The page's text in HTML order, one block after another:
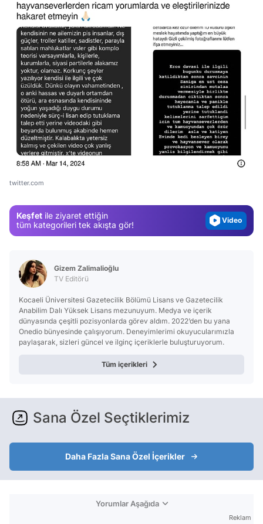
twitter.com
Keşfet ile ziyaret ettiğin
tüm kategorileri tek akışta gör!
Test
Gündem
Test
Gizem Zalimalioğlu
TV Editörü
Kocaeli Üniversitesi Gazetecilik Bölümü Lisans ve Gazetecilik
Anabilim Dalı Yüksek Lisans mezunuyum. Medya ve içerik
dünyasında çeşitli pozisyonlarda görev aldım. 2022’den bu yana
Onedio bünyesinde çalışıyorum. Deneyimlerimi okuyucularımızla
paylaşarak, sizleri güncel ve ilginç içeriklerle buluşturuyorum.
Tüm içerikleri
Sana Özel Seçtiklerimiz
Daha Fazla Sana Özel İçerikler
Yorumlar Aşağıda
Reklam